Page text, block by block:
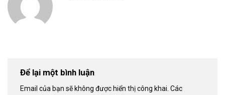
Để lại một bình luận
Email của bạn sẽ không được hiển thị công khai. Các